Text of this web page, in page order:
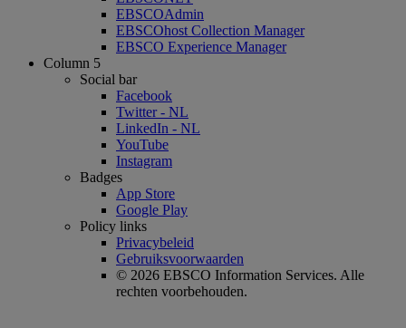
EBSCOAdmin
EBSCOhost Collection Manager
EBSCO Experience Manager
Column 5
Social bar
Facebook
Twitter - NL
LinkedIn - NL
YouTube
Instagram
Badges
App Store
Google Play
Policy links
Privacybeleid
Gebruiksvoorwaarden
© 2026 EBSCO Information Services. Alle
rechten voorbehouden.